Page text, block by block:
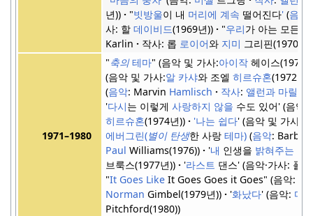
년)
"빗방울이 내 머리에 계속 떨어진다' 음악
사: 할데이비드(1969년) "우리가 아는 모든
Karlin
작사: 롭 로이어와 지미 그리핀(1970)
1971–1980
"축의테마" 음악 및 가사:아이작헤이스(1971
음악 및 가사:알 카샤와 조엘 히르슈혼(1972년)
음악: Marvin Hamlisch 작사: 앨런과 마릴린
'다시는 이렇게 사랑하지 않을 수도 있어' 음악
히르슈혼(1974년) '나는 쉽다' 음악 및 가사:
에버그린(별이 탄생한 사랑 테마) 음악: Barbra
Paul Williams(1976) '내 인생을 밝혀주는 당
브룩스(1977년)
'라스트 댄스' 음악·가사: 폴
"It Goes LikeIt Goes Goes it Goes" 음악:
Norman Gimbel(1979년) '화났다' 음악: 마
Pitchford(1980)